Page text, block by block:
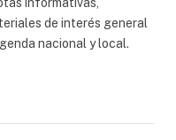
de interés general
nacional y local.